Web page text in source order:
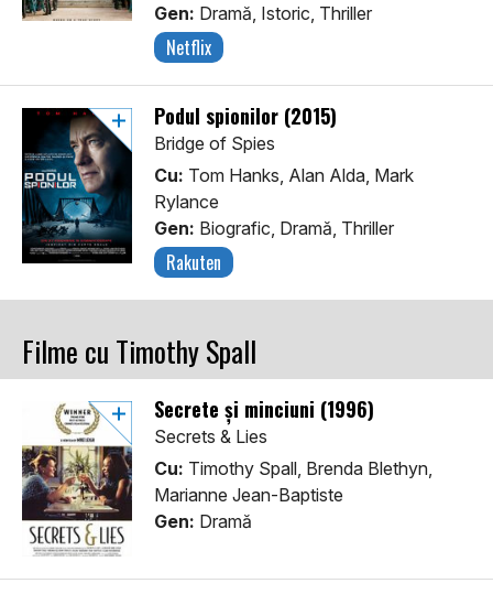
Gen: Dramă, Istoric, Thriller
Netflix
Podul spionilor (2015)
Bridge of Spies
Cu: Tom Hanks, Alan Alda, Mark
Rylance
Gen: Biografic, Dramă, Thriller
Rakuten
Filme cu Timothy Spall
Secrete și minciuni (1996)
Secrets & Lies
Cu: Timothy Spall, Brenda Blethyn,
Marianne Jean-Baptiste
Gen: Dramă